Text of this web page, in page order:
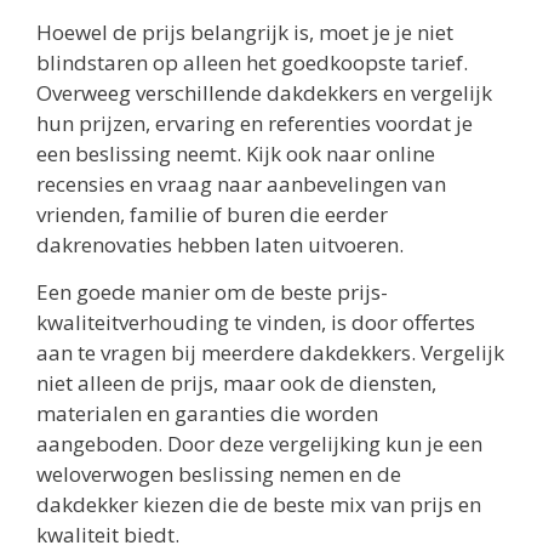
Hoewel de prijs belangrijk is, moet je je niet
blindstaren op alleen het goedkoopste tarief.
Overweeg verschillende dakdekkers en vergelijk
hun prijzen, ervaring en referenties voordat je
een beslissing neemt. Kijk ook naar online
recensies en vraag naar aanbevelingen van
vrienden, familie of buren die eerder
dakrenovaties hebben laten uitvoeren.
Een goede manier om de beste prijs-
kwaliteitverhouding te vinden, is door offertes
aan te vragen bij meerdere dakdekkers. Vergelijk
niet alleen de prijs, maar ook de diensten,
materialen en garanties die worden
aangeboden. Door deze vergelijking kun je een
weloverwogen beslissing nemen en de
dakdekker kiezen die de beste mix van prijs en
kwaliteit biedt.